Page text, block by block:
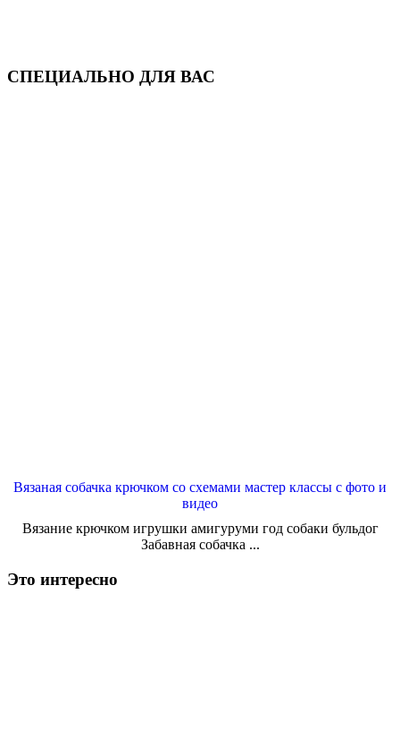
СПЕЦИАЛЬНО ДЛЯ ВАС
Вязаная собачка крючком со схемами мастер классы с фото и
видео
Вязание крючком игрушки амигуруми год собаки бульдог
Забавная собачка ...
Это интересно